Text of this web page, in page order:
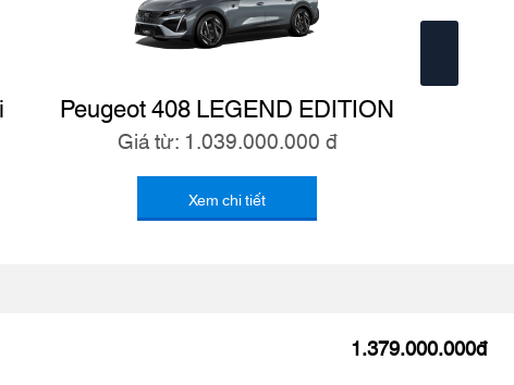
Peugeot 408 LEGEND EDITION
Giá từ: 1.039.000.000 đ
Xem chi tiết
1.379.000.000đ